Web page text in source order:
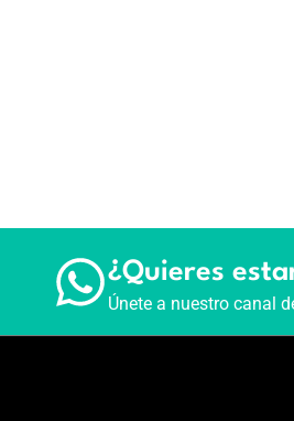
¿Quieres
Únete a nuestro canal